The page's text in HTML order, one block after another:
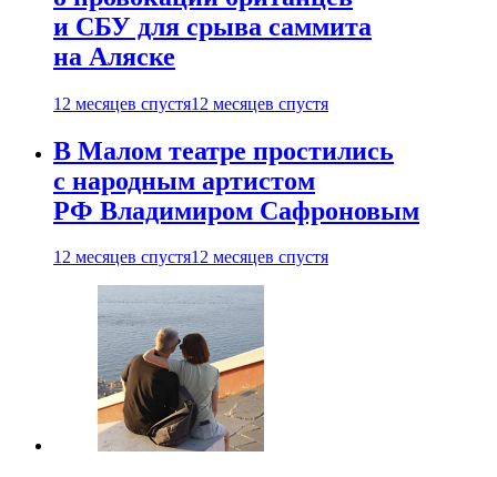
и СБУ для срыва саммита
на Аляске
12 месяцев спустя12 месяцев спустя
В Малом театре простились
с народным артистом
РФ Владимиром Сафроновым
12 месяцев спустя12 месяцев спустя